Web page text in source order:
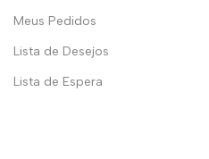
Meus Pedidos
Lista de Desejos
Lista de Espera